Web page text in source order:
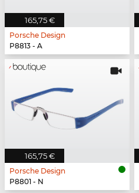
165,75 €
Porsche Design
P8813 - A
165,75 €
Porsche Design
P8801 - N